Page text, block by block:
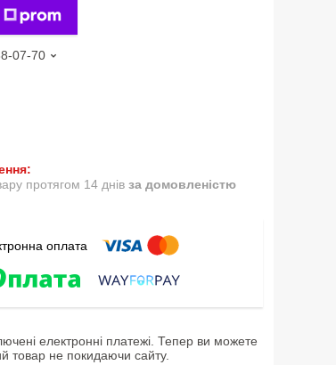
07-70
протягом 14 днів за домовленістю
електронні платежі. Тепер ви можете
товар не покидаючи сайту.